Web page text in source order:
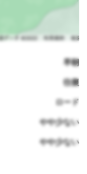
早朝
往復
ロード
やや少ない
やや少ない